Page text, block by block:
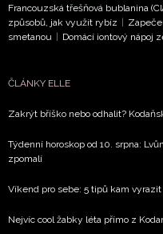
Francouzská třešňová bublanina
způsobů, jak využít rybíz |
smetanou | Domácí iontový nápoj
ČLÁNKY ELLE
Zakrýt bříško nebo odhalit?
Týdenní horoskop od 10. srpna:
zpomalí
Víkend pro sebe: 5 tipů kam
Nejvíc cool žabky léta přímo z